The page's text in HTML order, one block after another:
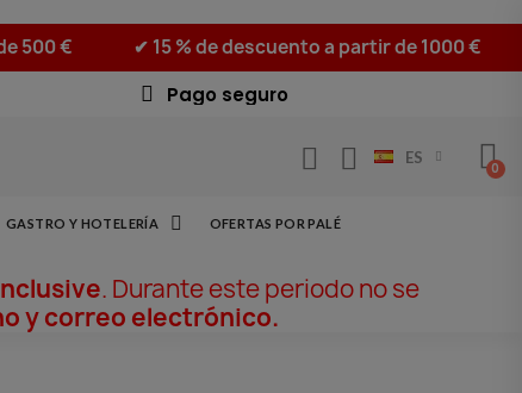
500 €
✔ 15 % de descuento a partir de 1000 €
Pago seguro
ES
GASTRO Y HOTELERÍA OFERTAS POR PALÉ
. Durante este periodo no se
y correo electrónico.